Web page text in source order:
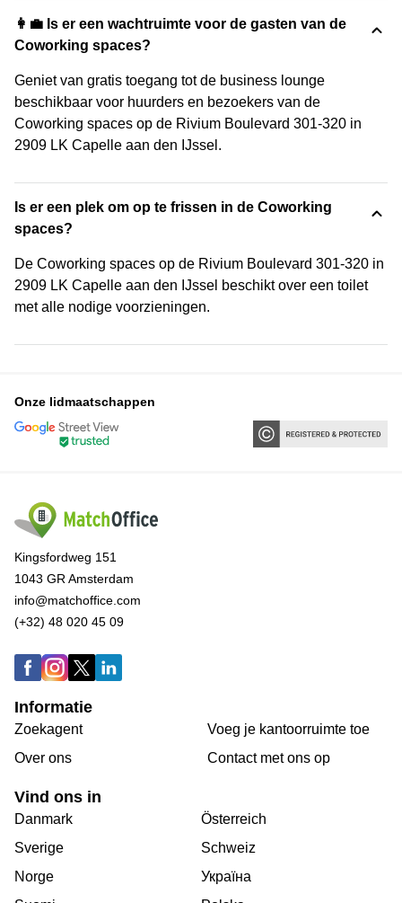
👩‍💼 Is er een wachtruimte voor de gasten van de
Coworking spaces?
Geniet van gratis toegang tot de business lounge
beschikbaar voor huurders en bezoekers van de
Coworking spaces op de Rivium Boulevard 301-320 in
2909 LK Capelle aan den IJssel.
Is er een plek om op te frissen in de Coworking
spaces?
De Coworking spaces op de Rivium Boulevard 301-320 in
2909 LK Capelle aan den IJssel beschikt over een toilet
met alle nodige voorzieningen.
Onze lidmaatschappen
Kingsfordweg 151
1043 GR Amsterdam
info@matchoffice.com
(+32) 48 020 45 09
Informatie
Zoekagent
Over ons
Voeg je kantoorruimte toe
Сontact met ons op
Vind ons in
Danmark
Sverige
Norge
Österreich
Schweiz
Україна